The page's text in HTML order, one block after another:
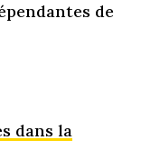
de
dans la